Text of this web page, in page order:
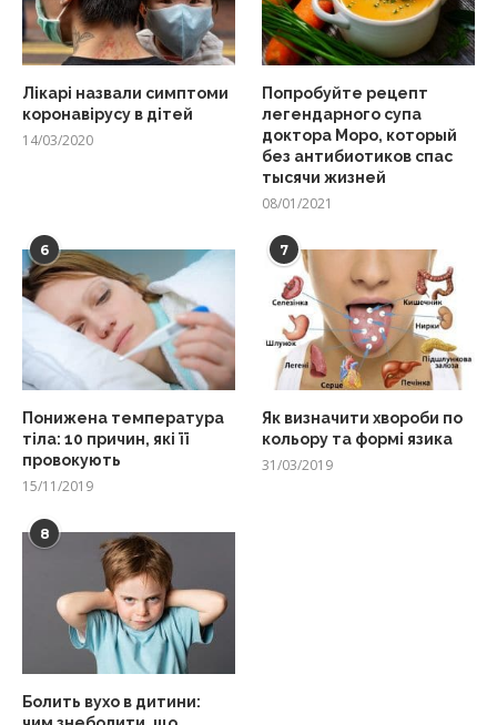
Лікарі назвали симптоми
коронавірусу в дітей
14/03/2020
Попробуйте рецепт
легендарного супа
доктора Моро, который
без антибиотиков спас
тысячи жизней
08/01/2021
6
Понижена температура
тіла: 10 причин, які її
провокують
15/11/2019
7
Як визначити хвороби по
кольору та формі язика
31/03/2019
8
Болить вухо в дитини: